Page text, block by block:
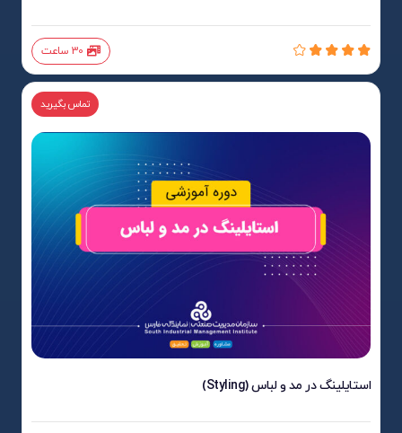
30 ساعت
تماس بگیرید
استایلینگ در مد و لباس (Styling)